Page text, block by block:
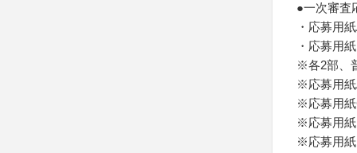
●一次審査
・応募用
・応募用
※各2部、
※応募用紙
※応募用紙
※応募用紙
※応募用紙